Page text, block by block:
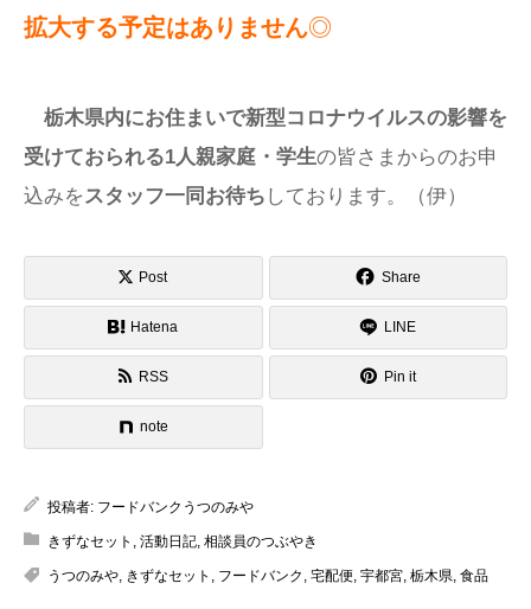
拡大する予定はありません◎
栃木県内にお住まいで新型コロナウイルスの影響を
受けておられる1人親家庭・学生の皆さまからのお申
込みをスタッフ一同お待ち しております。（伊）
Post Share
Hatena LINE
RSS Pin it
note
投稿者: フードバンクうつのみや
きずなセット , 活動日記, 相談員のつぶやき
うつのみや, きずなセット , フードバンク , 宅配便, 宇都宮, 栃木県, 食品